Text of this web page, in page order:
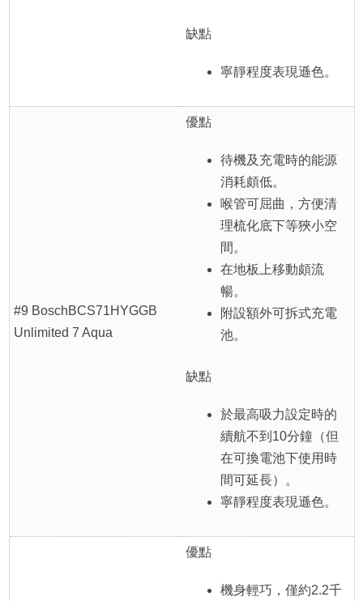
缺點
寧靜程度表現遜色。
#9 BoschBCS71HYGGB
Unlimited 7 Aqua
優點
待機及充電時的能源
消耗頗低。
喉管可屈曲，方便清
理梳化底下等狹小空
間。
在地板上移動頗流
暢。
附設額外可拆式充電
池。
缺點
於最高吸力設定時的
續航不到10分鐘（但
在可換電池下使用時
間可延長）。
寧靜程度表現遜色。
優點
機身輕巧，僅約2.2千